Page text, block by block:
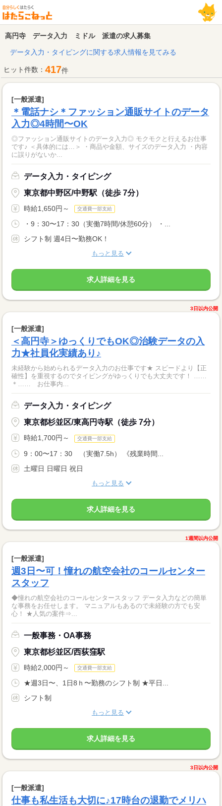
高円寺 データ入力 ミドル 派遣の求人募集
データ入力・タイピングに関する求人情報を見てみる
ヒット件数： 417件
[一般派遣]
＊電話ナシ＊ファッション通販サイトのデータ
入力◎4時間〜OK
◎ファッション通販サイトのデータ入力◎ モクモクと行えるお仕事
です♪ ＜具体的には…＞ ・商品や金額、サイズのデータ入力 ・内容
に誤りがないか...
データ入力・タイピング
東京都中野区/中野駅（徒歩 7分）
時給1,650円～ 交通費一部支給
・9：30〜17：30（実働7時間/休憩60分） ・...
シフト制 週4日〜勤務OK！
もっと見る
求人詳細を見る
3日以内公開
[一般派遣]
＜高円寺＞ゆっくりでもOK◎治験データの入
力★社員化実績あり♪
未経験から始められるデータ入力のお仕事です★ スピードより【正
確性】を重視するのでタイピングがゆっくりでも大丈夫です！ ……
＊…… お仕事内...
データ入力・タイピング
東京都杉並区/東高円寺駅（徒歩 7分）
時給1,700円～ 交通費一部支給
9：00〜17：30 （実働7.5h） 《残業時間...
土曜日 日曜日 祝日
もっと見る
求人詳細を見る
1週間以内公開
[一般派遣]
週3日〜可！憧れの航空会社のコールセンター
スタッフ
◆憧れの航空会社のコールセンタースタッフ データ入力などの簡単
な事務をお任せします。 マニュアルもあるので未経験の方でも安
心！ ★人気の案件⇒...
一般事務・OA事務
東京都杉並区/西荻窪駅
時給2,000円～ 交通費一部支給
★週3日〜、1日8ｈ〜勤務のシフト制 ★平日...
シフト制
もっと見る
求人詳細を見る
3日以内公開
[一般派遣]
仕事も私生活も大切に♪17時台の退勤でメリハ